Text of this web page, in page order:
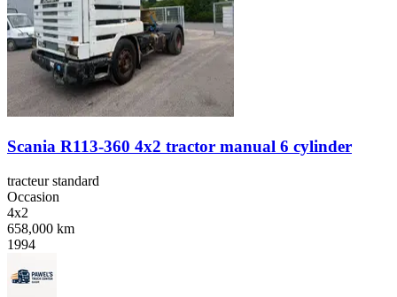
Scania R113-360 4x2 tractor manual 6 cylinder
tracteur standard
Occasion
4x2
658,000 km
1994